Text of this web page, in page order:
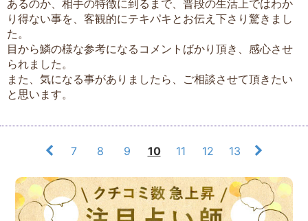
あるのか、相手の特徴に到るまで、普段の生活上ではわか
り得ない事を、客観的にテキパキとお伝え下さり驚きまし
た。
目から鱗の様な参考になるコメントばかり頂き、感心させ
られました。
また、気になる事がありましたら、ご相談させて頂きたい
と思います。
7 8 9 10 11 12 13